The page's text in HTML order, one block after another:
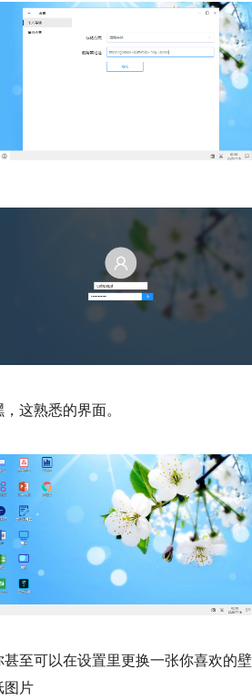
，这熟悉的界面。
甚至可以在设置里更换一张你喜欢的壁
图片